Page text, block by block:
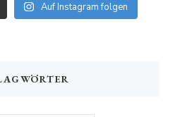
Auf Instagram folgen